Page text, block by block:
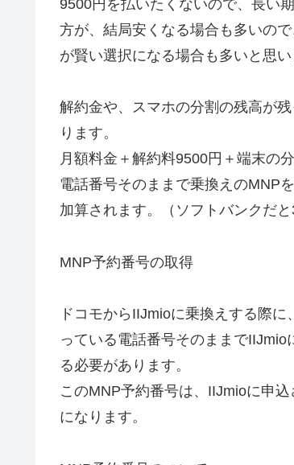
9500円を払いたくないので、長い
方が、結局安くなる場合も多いの
が賢い選択になる場合も多いと思い
解約金や、スマホの分割の残高が
ります。
月額料金＋解約料9500円＋端末の
電話番号そのままで乗換えのMNP
加算されます。（ソフトバンクだと
MNP予約番号の取得
ドコモからIIJmioに乗換えする際
っている電話番号そのままで
る必要があります。
このMNP予約番号は、IIJmioに申
になります。